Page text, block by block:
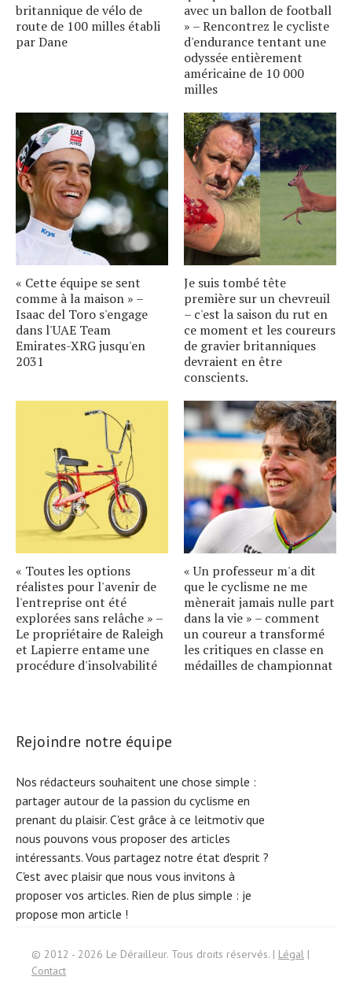
britannique de vélo de
route de 100 milles établi
par Dane
avec un ballon de football
» – Rencontrez le cycliste
d'endurance tentant une
odyssée entièrement
américaine de 10 000
milles
« Cette équipe se sent
comme à la maison » –
Isaac del Toro s'engage
dans l'UAE Team
Emirates-XRG jusqu'en
2031
Je suis tombé tête
première sur un chevreuil
– c'est la saison du rut en
ce moment et les coureurs
de gravier britanniques
devraient en être
conscients.
« Toutes les options
réalistes pour l'avenir de
l'entreprise ont été
explorées sans relâche » –
Le propriétaire de Raleigh
et Lapierre entame une
procédure d'insolvabilité
« Un professeur m'a dit
que le cyclisme ne me
mènerait jamais nulle part
dans la vie » – comment
un coureur a transformé
les critiques en classe en
médailles de championnat
Rejoindre notre équipe
Nos rédacteurs souhaitent une chose simple :
partager autour de la passion du cyclisme en
prenant du plaisir. C'est grâce à ce leitmotiv que
nous pouvons vous proposer des articles
intéressants. Vous partagez notre état d'esprit ?
C'est avec plaisir que nous vous invitons à
proposer vos articles. Rien de plus simple : je
propose mon article !
© 2012 - 2026 Le Dérailleur. Tous droits réservés. | Légal |
Contact
Search
for: